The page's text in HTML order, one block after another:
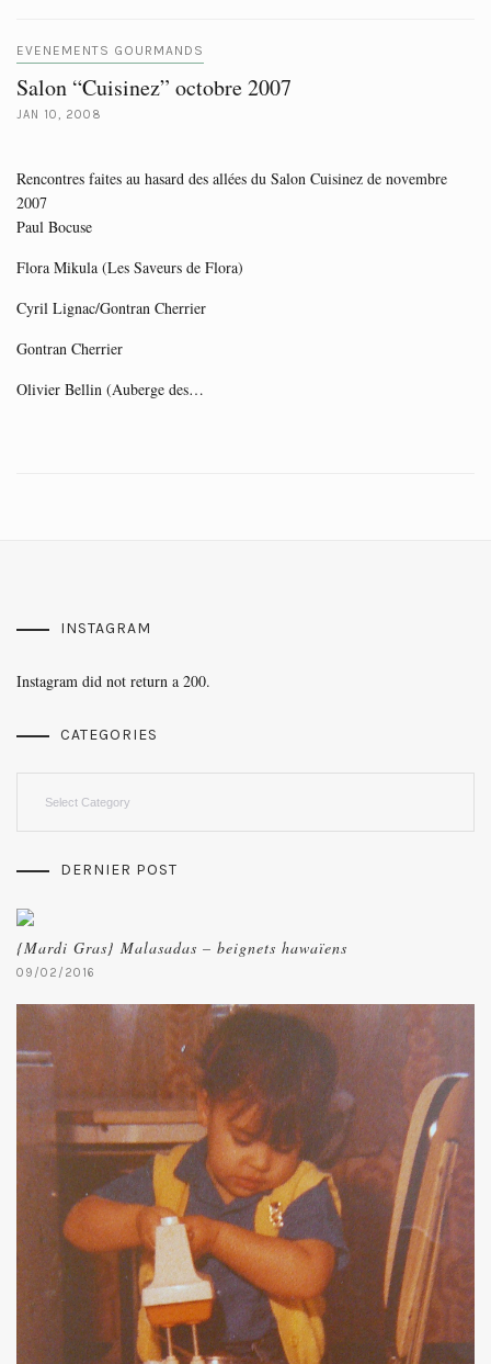
EVENEMENTS GOURMANDS
Salon “Cuisinez” octobre 2007
JAN 10, 2008
Rencontres faites au hasard des allées du Salon Cuisinez de novembre
2007
Paul Bocuse
Flora Mikula (Les Saveurs de Flora)
Cyril Lignac/Gontran Cherrier
Gontran Cherrier
Olivier Bellin (Auberge des…
INSTAGRAM
Instagram did not return a 200.
CATEGORIES
DERNIER POST
{Mardi Gras} Malasadas – beignets hawaïens
09/02/2016